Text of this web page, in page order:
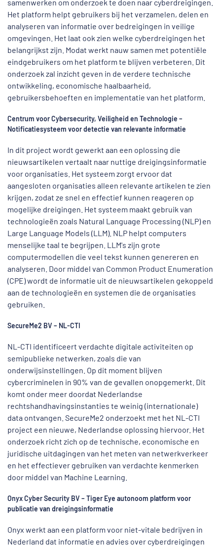
samenwerken om onderzoek te doen naar cyberdreigingen.
Het platform helpt gebruikers bij het verzamelen, delen en
analyseren van informatie over bedreigingen in veilige
omgevingen. Het laat ook zien welke cyberdreigingen het
belangrijkst zijn. Modat werkt nauw samen met potentiële
eindgebruikers om het platform te blijven verbeteren. Dit
onderzoek zal inzicht geven in de verdere technische
ontwikkeling, economische haalbaarheid,
gebruikersbehoeften en implementatie van het platform.
Centrum voor Cybersecurity, Veiligheid en Technologie –
Notificatiesysteem voor detectie van relevante informatie
In dit project wordt gewerkt aan een oplossing die
nieuwsartikelen vertaalt naar nuttige dreigingsinformatie
voor organisaties. Het systeem zorgt ervoor dat
aangesloten organisaties alleen relevante artikelen te zien
krijgen, zodat ze snel en effectief kunnen reageren op
mogelijke dreigingen. Het systeem maakt gebruik van
technologieën zoals Natural Language Processing (NLP) en
Large Language Models (LLM). NLP helpt computers
menselijke taal te begrijpen. LLM's zijn grote
computermodellen die veel tekst kunnen genereren en
analyseren. Door middel van Common Product Enumeration
(CPE) wordt de informatie uit de nieuwsartikelen gekoppeld
aan de technologieën en systemen die de organisaties
gebruiken.
SecureMe2 BV – NL-CTI
NL-CTI identificeert verdachte digitale activiteiten op
semipublieke netwerken, zoals die van
onderwijsinstellingen. Op dit moment blijven
cybercriminelen in 90% van de gevallen onopgemerkt. Dit
komt onder meer doordat Nederlandse
rechtshandhavingsinstanties te weinig (internationale)
data ontvangen. SecureMe2 onderzoekt met het NL-CTI
project een nieuwe, Nederlandse oplossing hiervoor. Het
onderzoek richt zich op de technische, economische en
juridische uitdagingen van het meten van netwerkverkeer
en het effectiever gebruiken van verdachte kenmerken
door middel van Machine Learning.
Onyx Cyber Security BV – Tiger Eye autonoom platform voor
publicatie van dreigingsinformatie
Onyx werkt aan een platform voor niet-vitale bedrijven in
Nederland dat informatie en advies over cyberdreigingen